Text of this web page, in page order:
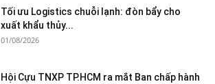
Tối ưu Logistics chuỗi lạnh: đòn bẩy cho
xuất khẩu thủy...
01/08/2026
Hội Cựu TNXP TP.HCM ra mắt Ban chấp hành